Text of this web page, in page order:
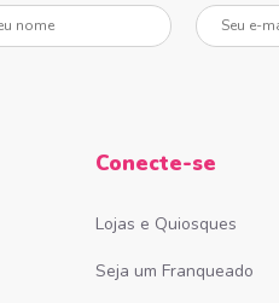
Seu e-mail
Conecte-se
Lojas e Quiosques
Seja um Franqueado